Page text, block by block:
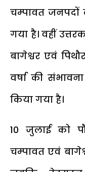
चम्पावत जनपदों
गया है। वहीं
बागेश्वर एवं
वर्षा की
किया गया है।
10 जुलाई को
चम्पावत एवं